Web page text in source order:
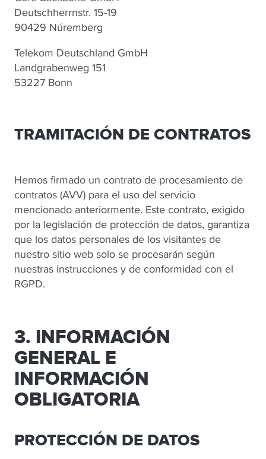
Deutschherrnstr. 15-19
90429 Núremberg
Telekom Deutschland GmbH
Landgrabenweg 151
53227 Bonn
TRAMITACIÓN DE CONTRATOS
Hemos firmado un contrato de procesamiento de
contratos (AVV) para el uso del servicio
mencionado anteriormente. Este contrato, exigido
por la legislación de protección de datos, garantiza
que los datos personales de los visitantes de
nuestro sitio web solo se procesarán según
nuestras instrucciones y de conformidad con el
RGPD.
3. INFORMACIÓN
GENERAL E
INFORMACIÓN
OBLIGATORIA
PROTECCIÓN DE DATOS